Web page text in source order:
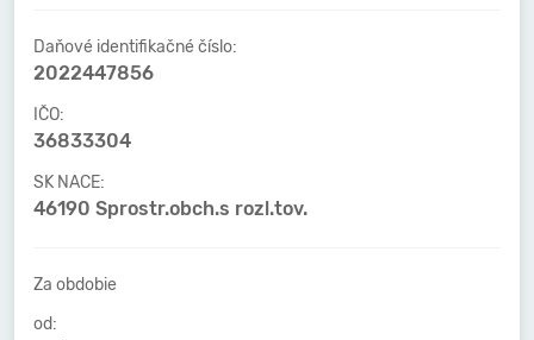
Daňové identifikačné číslo:
2022447856
IČO:
36833304
SK NACE:
46190 Sprostr.obch.s rozl.tov.
Za obdobie
od: